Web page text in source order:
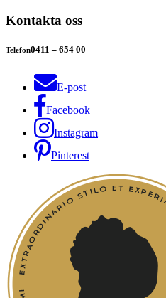
Kontakta oss
Telefon0411 – 654 00
E-post
Facebook
Instagram
Pinterest